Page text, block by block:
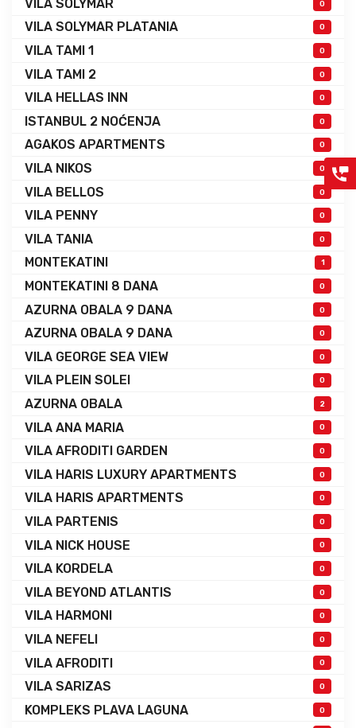
VILA SOLYMAR 0
VILA SOLYMAR PLATANIA 0
VILA TAMI 1 0
VILA TAMI 2 0
VILA HELLAS INN 0
ISTANBUL 2 NOĆENJA 0
AGAKOS APARTMENTS 0
VILA NIKOS 0
VILA BELLOS 0
VILA PENNY 0
VILA TANIA 0
MONTEKATINI 1
MONTEKATINI 8 DANA 0
AZURNA OBALA 9 DANA 0
AZURNA OBALA 9 DANA 0
VILA GEORGE SEA VIEW 0
VILA PLEIN SOLEI 0
AZURNA OBALA 2
VILA ANA MARIA 0
VILA AFRODITI GARDEN 0
VILA HARIS LUXURY APARTMENTS 0
VILA HARIS APARTMENTS 0
VILA PARTENIS 0
VILA NICK HOUSE 0
VILA KORDELA 0
VILA BEYOND ATLANTIS 0
VILA HARMONI 0
VILA NEFELI 0
VILA AFRODITI 0
VILA SARIZAS 0
KOMPLEKS PLAVA LAGUNA 0